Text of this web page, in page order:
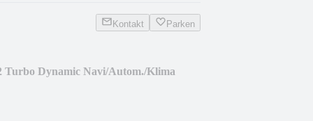
Kontakt Parken
Turbo Dynamic Navi/Autom./Klima